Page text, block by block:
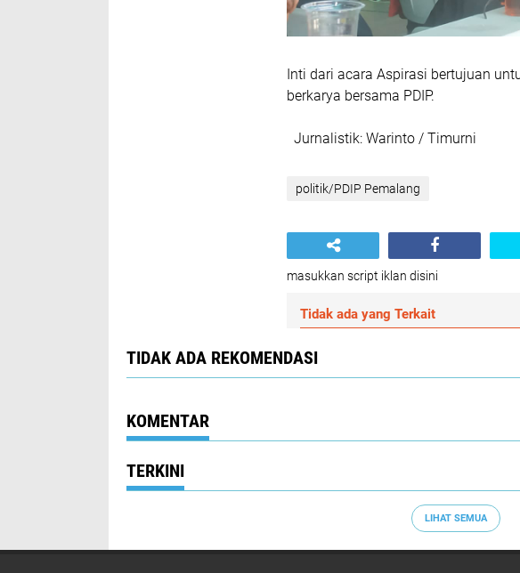
Inti dari acara Aspirasi bertujuan
berkarya bersama PDIP.
Jurnalistik: Warinto / Timurni
politik/PDIP Pemalang
masukkan script iklan disini
Tidak ada yang Terkait
TIDAK ADA REKOMENDASI
KOMENTAR
TERKINI
LIHAT SEMUA